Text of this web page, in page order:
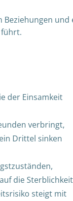
Beziehungen und
führt.
der Einsamkeit
verbringt,
Drittel sinken
die Sterblichkeit
steigt mit